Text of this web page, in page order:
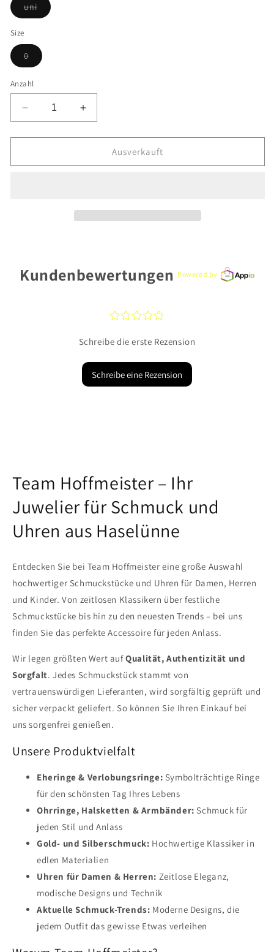
uniVariante
ausverkauft
Size
0Variante
ausverkauft
nicht
verfügbar
Anzahl
Verringere
die
Menge
Fossil
Erhöhe
die
Menge
Fossil
Ausverkauft
Kundenbewertungen Powered by
¤¤¤¤¤
Schreibe die erste Rezension
Schreibe eine Rezension
Team Hoffmeister – Ihr
Juwelier für Schmuck und
Uhren aus Haselünne
Entdecken Sie bei Team Hoffmeister eine große Auswahl
hochwertiger Schmuckstücke und Uhren für Damen, Herren
und Kinder. Von zeitlosen Klassikern über festliche
Schmuckstücke bis hin zu den neuesten Trends – bei uns
finden Sie das perfekte Accessoire für jeden Anlass.
Wir legen größten Wert aufQualität, Authentizität und
Sorgfalt. Jedes Schmuckstück stammt von
vertrauenswürdigen Lieferanten, wird sorgfältig geprüft und
sicher verpackt geliefert. So können Sie Ihren Einkauf bei
uns sorgenfrei genießen.
Unsere Produktvielfalt
Eheringe & Verlobungsringe: Symbolträchtige Ringe
für den schönsten Tag Ihres Lebens
Ohrringe, Halsketten & Armbänder: Schmuck für
jeden Stil und Anlass
Gold- und Silberschmuck: Hochwertige Klassiker in
edlen Materialien
Uhren für Damen & Herren: Zeitlose Eleganz,
modische Designs und Technik
Aktuelle Schmuck-Trends: Moderne Designs, die
jedem Outfit das gewisse Etwas verleihen